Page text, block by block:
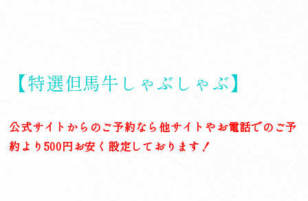
【特選但馬牛しゃぶしゃぶ】
公式サイトからのご予約なら他サイトやお電話でのご予
約より500円お安く設定しております！